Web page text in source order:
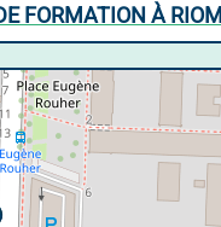
FORMATION À RIOM